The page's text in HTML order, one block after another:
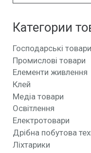
Категории
Господарські товари
Промислові товари
Елементи живлення
Клей
Медіа товари
Освітлення
Електротовари
Дрібна побутова
Ліхтарики